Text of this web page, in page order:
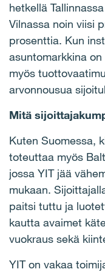
hetkellä
Vilnassa noin viisi
prosenttia. Kun
asuntomarkkina
myös
arvonnousua
Mitä
Kuten Suomessa,
toteuttaa myös
jossa YIT jää
mukaan.
paitsi tuttu ja
kautta avaimet
vuokraus sekä
YIT on vakaa